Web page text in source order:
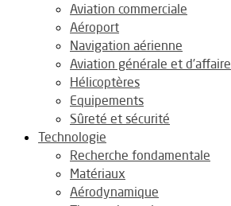
Aviation commerciale
Aéroport
Navigation aérienne
Aviation générale et d’affaire
Hélicoptères
Equipements
Sûreté et sécurité
Technologie
Recherche fondamentale
Matériaux
Aérodynamique